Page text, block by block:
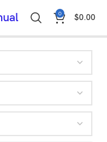
0 $0.00